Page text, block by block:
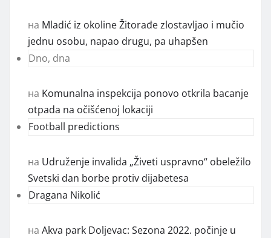
на Mladić iz okoline Žitorađe zlostavljao i mučio
jednu osobu, napao drugu, pa uhapšen
Dno, dna
на Komunalna inspekcija ponovo otkrila bacanje
otpada na očišćenoj lokaciji
Football predictions
на Udruženje invalida „Živeti uspravno“ obeležilo
Svetski dan borbe protiv dijabetesa
Dragana Nikolić
на Akva park Doljevac: Sezona 2022. počinje u